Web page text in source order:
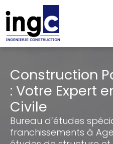
au
contenu
Construction
: Votre Expert
Civile
Bureau d’études
franchissements à